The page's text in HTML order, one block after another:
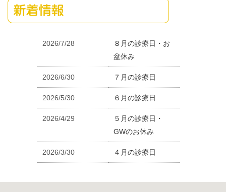
2026/7/28
８月の診療日・お
盆休み
2026/6/30 ７月の診療日
2026/5/30 ６月の診療日
2026/4/29
５月の診療日・
GWのお休み
2026/3/30 ４月の診療日